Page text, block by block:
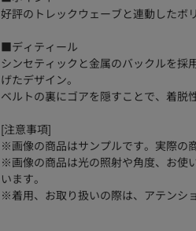
好評のトレックウェーブと連動したボ
■ディティール
シンセティックと金属のバックルを採
げたデザイン。
ベルトの裏にゴアを隠すことで、着脱
[注意事項]
※画像の商品はサンプルです。実際の
※画像の商品は光の照射や角度、お使
います。
※着用、お取り扱いの際は、アテンシ